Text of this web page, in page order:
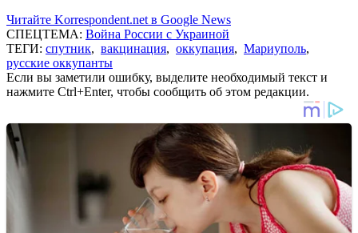
Читайте Korrespondent.net в Google News
СПЕЦТЕМА: Война России с Украиной
ТЕГИ: спутник, вакцинация, оккупация, Мариуполь,
русские оккупанты
Если вы заметили ошибку, выделите необходимый текст и
нажмите Ctrl+Enter, чтобы сообщить об этом редакции.